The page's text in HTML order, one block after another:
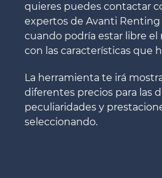
quieres puedes contactar
expertos de Avanti Renting
cuando podría estar libre el
con las características que
La herramienta te irá
diferentes precios para las
peculiaridades y
seleccionando.